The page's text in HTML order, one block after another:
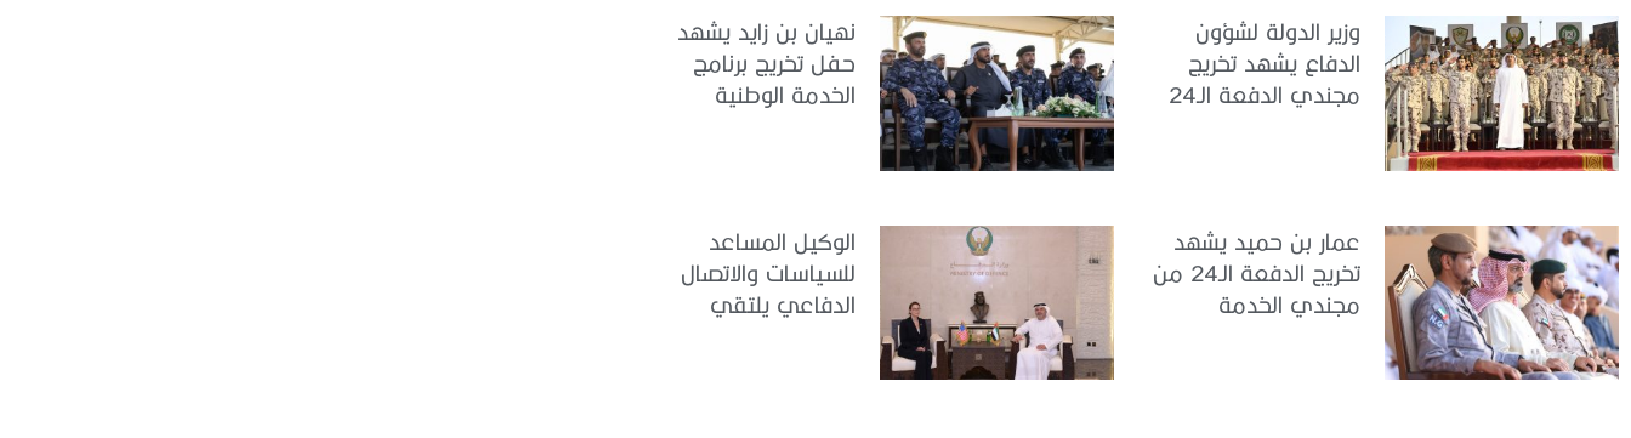
وزير الدولة لشؤون
الدفاع يشهد تخريج
مجندي الدفعة الـ24
نهيان بن زايد يشهد
حفل تخريج برنامج
الخدمة الوطنية
عمار بن حميد يشهد
تخريج الدفعة الـ24 من
مجندي الخدمة
الوكيل المساعد
للسياسات والاتصال
الدفاعي يلتقي